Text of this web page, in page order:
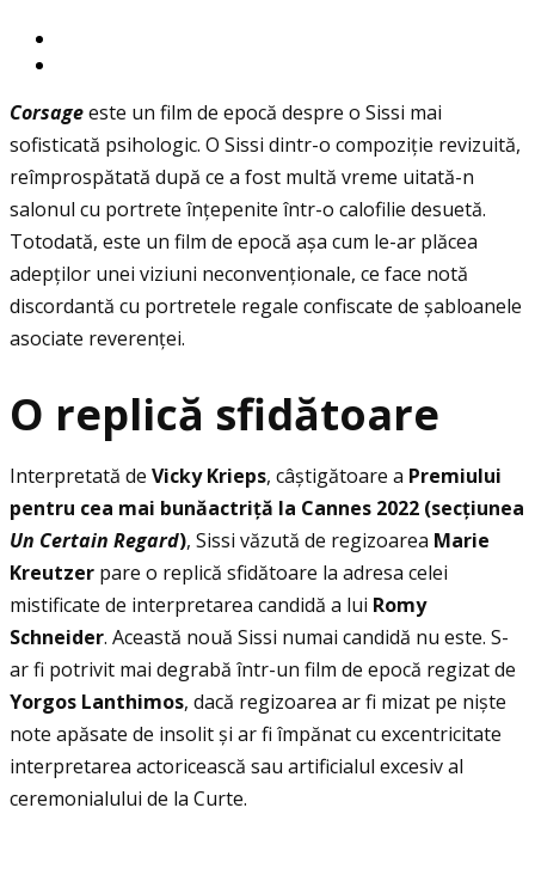
Corsageeste un film de epocă despre o Sissi mai
sofisticată psihologic. O Sissi dintr-o compoziţie revizuită,
reîmprospătată după ce a fost multă vreme uitată-n
salonul cu portrete înţepenite într-o calofilie desuetă.
Totodată, este un film de epocă așa cum le-ar plăcea
adepţilor unei viziuni neconvenţionale, ce face notă
discordantă cu portretele regale confiscate de șabloanele
asociate reverenţei.
O replică sfidătoare
Interpretată de Vicky Krieps, câștigătoare a Premiului
pentru cea mai bunăactriţă la Cannes 2022 (secţiunea
Un Certain Regard), Sissi văzută de regizoarea Marie
Kreutzer pare o replică sfidătoare la adresa celei
mistificate de interpretarea candidă a lui Romy
Schneider. Această nouă Sissi numai candidă nu este. S-
ar fi potrivit mai degrabă într-un film de epocă regizat de
Yorgos Lanthimos, dacă regizoarea ar fi mizat pe niște
note apăsate de insolit și ar fi împănat cu excentricitate
interpretarea actoricească sau artificialul excesiv al
ceremonialului de la Curte.